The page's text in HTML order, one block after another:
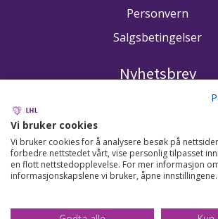
Personvern
Salgsbetingelser
Nyhetsbrev
Få nyhetsbrev fra LHL
Abonner på
Vi bruker cookies
Vi bruker cookies for å analysere besøk på
forbedre nettstedet vårt, vise personlig tilpasset
en flott nettstedopplevelse. For mer informasjon
informasjonskapslene vi bruker, åpne innstillingene.